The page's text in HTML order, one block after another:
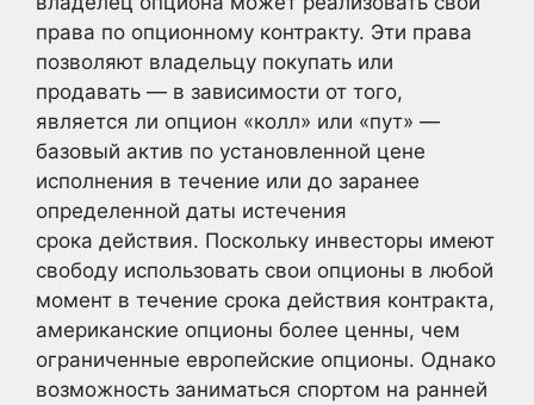
права по опционному контракту. Эти права
позволяют владельцу покупать или
продавать — в зависимости от того,
является ли опцион «колл» или «пут» —
базовый актив по установленной цене
исполнения в течение или до заранее
определенной даты истечения
срока действия. Поскольку инвесторы имеют
свободу использовать свои опционы в любой
момент в течение срока действия контракта,
американские опционы более ценны, чем
ограниченные европейские опционы. Однако
возможность заниматься спортом на ранней